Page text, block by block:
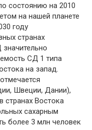
состоянию на 2010
на нашей планете
году
странах
СД 1 типа
на запад.
Швеции, Дании),
странах Востока
сахарным
более 3 млн человек